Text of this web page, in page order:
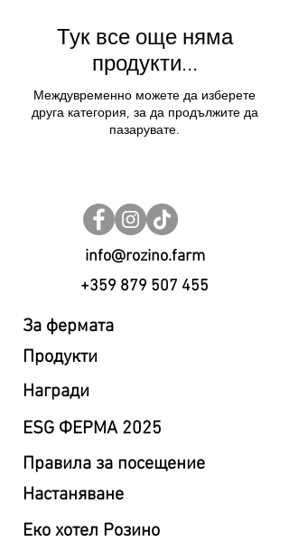
Тук все още няма
продукти...
Междувременно можете да изберете
друга категория, за да продължите да
пазарувате.
info@rozino.farm
+359 879 507 455
За фермата
Продукти
Награди
ESG ФЕРМА 2025
Правила за посещение
Настаняване
Eко хотел Розино